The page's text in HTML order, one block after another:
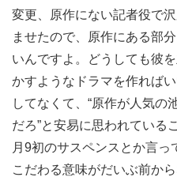
変更、原作にない記者役で
ませたので、原作にある部
いんですよ。どうしても彼
かすようなドラマを作れば
してなくて、“原作が人気の
だろ”と安易に思われている
月9初のサスペンスとか言っ
こだわる意味がだいぶ前か